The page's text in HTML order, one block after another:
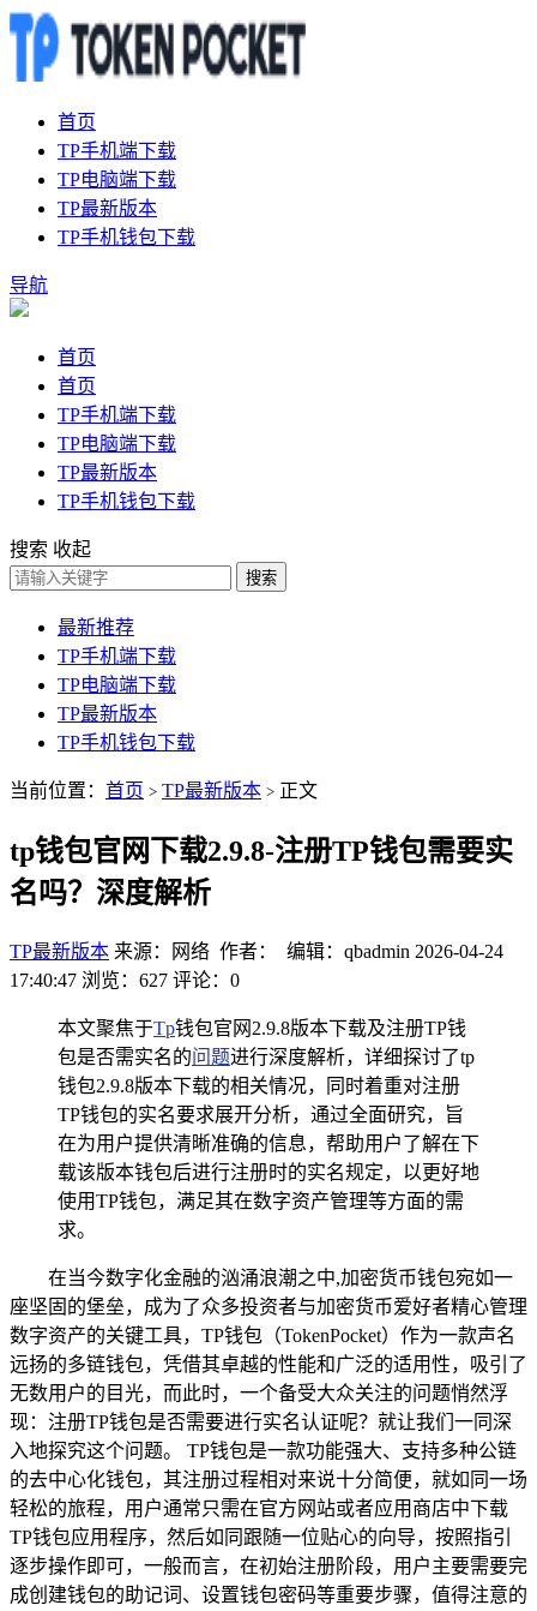
首页
TP手机端下载
TP电脑端下载
TP最新版本
TP手机钱包下载
导航
首页
首页
TP手机端下载
TP电脑端下载
TP最新版本
TP手机钱包下载
搜索 收起
搜索
最新推荐
TP手机端下载
TP电脑端下载
TP最新版本
TP手机钱包下载
当前位置： 首页 > TP最新版本 > 正文
tp钱包官网下载2.9.8-注册TP钱包需要实
名吗？深度解析
TP最新版本 来源：网络 作者： 编辑：qbadmin 2026-04-24
17:40:47 浏览：627 评论：0
本文聚焦于Tp钱包官网2.9.8版本下载及注册TP钱
包是否需实名的问题进行深度解析，详细探讨了tp
钱包2.9.8版本下载的相关情况，同时着重对注册
TP钱包的实名要求展开分析，通过全面研究，旨
在为用户提供清晰准确的信息，帮助用户了解在下
载该版本钱包后进行注册时的实名规定，以更好地
使用TP钱包，满足其在数字资产管理等方面的需
求。
在当今数字化金融的汹涌浪潮之中,加密货币钱包宛如一
座坚固的堡垒，成为了众多投资者与加密货币爱好者精心管理
数字资产的关键工具，TP钱包（TokenPocket）作为一款声名
远扬的多链钱包，凭借其卓越的性能和广泛的适用性，吸引了
无数用户的目光，而此时，一个备受大众关注的问题悄然浮
现：注册TP钱包是否需要进行实名认证呢？就让我们一同深
入地探究这个问题。 TP钱包是一款功能强大、支持多种公链
的去中心化钱包，其注册过程相对来说十分简便，就如同一场
轻松的旅程，用户通常只需在官方网站或者应用商店中下载
TP钱包应用程序，然后如同跟随一位贴心的向导，按照指引
逐步操作即可，一般而言，在初始注册阶段，用户主要需要完
成创建钱包的助记词、设置钱包密码等重要步骤，值得注意的